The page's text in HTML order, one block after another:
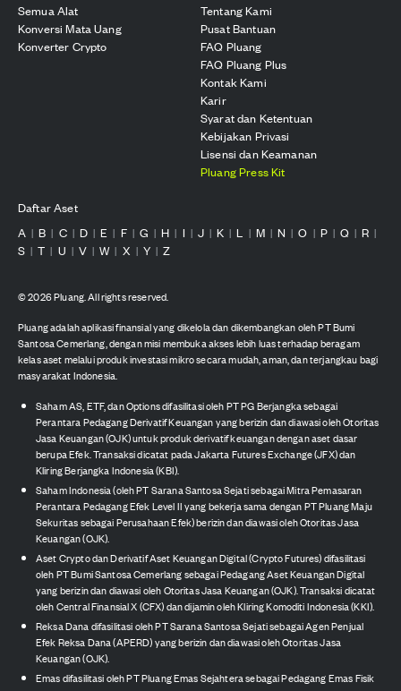
Semua Alat
Konversi Mata Uang
Konverter Crypto
Tentang Kami
Pusat Bantuan
FAQ Pluang
FAQ Pluang Plus
Kontak Kami
Karir
Syarat dan Ketentuan
Kebijakan Privasi
Lisensi dan Keamanan
Pluang Press Kit
Daftar Aset
A | B | C | D | E | F | G | H | I | J | K | L | M | N | O | P | Q | R |
S | T | U | V | W | X | Y | Z
©2026Pluang. All rights reserved.
Pluang adalah aplikasi finansial yang dikelola dan dikembangkan oleh PT Bumi
Santosa Cemerlang, dengan misi membuka akses lebih luas terhadap beragam
kelas aset melalui produk investasi mikro secara mudah, aman, dan terjangkau bagi
masyarakat Indonesia.
Saham AS, ETF, dan Options difasilitasi oleh PT PG Berjangka sebagai
Perantara Pedagang Derivatif Keuangan yang berizin dan diawasi oleh Otoritas
Jasa Keuangan (OJK) untuk produk derivatif keuangan dengan aset dasar
berupa Efek. Transaksi dicatat pada Jakarta Futures Exchange (JFX) dan
Kliring Berjangka Indonesia (KBI).
Saham Indonesia (oleh PT Sarana Santosa Sejati sebagai Mitra Pemasaran
Perantara Pedagang Efek Level II yang bekerja sama dengan PT Pluang Maju
Sekuritas sebagai Perusahaan Efek) berizin dan diawasi oleh Otoritas Jasa
Keuangan (OJK).
Aset Crypto dan Derivatif Aset Keuangan Digital (Crypto Futures) difasilitasi
oleh PT Bumi Santosa Cemerlang sebagai Pedagang Aset Keuangan Digital
yang berizin dan diawasi oleh Otoritas Jasa Keuangan (OJK). Transaksi dicatat
oleh Central Finansial X (CFX) dan dijamin oleh Kliring Komoditi Indonesia (KKI).
Reksa Dana difasilitasi oleh PT Sarana Santosa Sejati sebagai Agen Penjual
Efek Reksa Dana (APERD) yang berizin dan diawasi oleh Otoritas Jasa
Keuangan (OJK).
Emas difasilitasi oleh PT Pluang Emas Sejahtera sebagai Pedagang Emas Fisik